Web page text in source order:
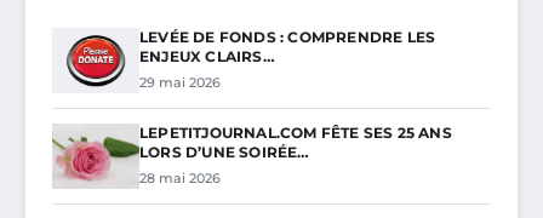
LEVÉE DE FONDS : COMPRENDRE LES
ENJEUX CLAIRS…
29 mai 2026
LEPETITJOURNAL.COM FÊTE SES 25 ANS
LORS D’UNE SOIRÉE…
28 mai 2026